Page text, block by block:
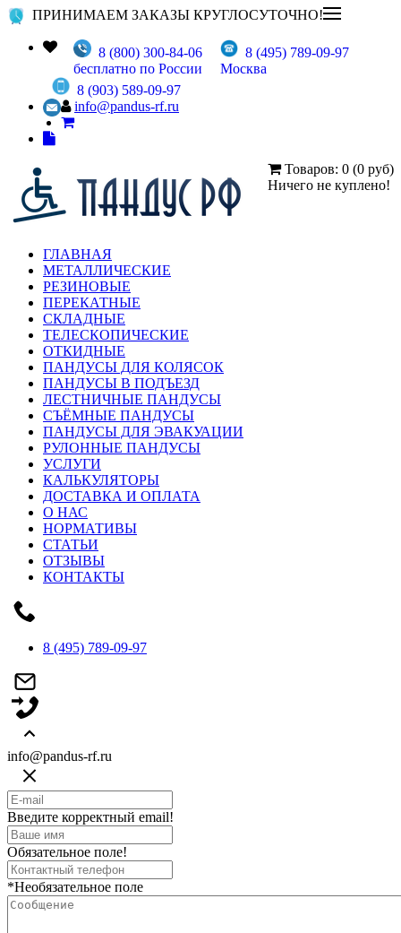
ПРИНИМАЕМ ЗАКАЗЫ КРУГЛОСУТОЧНО!
8 (800) 300-84-06
бесплатно по России
8 (495) 789-09-97
Москва
8 (903) 589-09-97
info@pandus-rf.ru
Товаров: 0 (0 руб)
Ничего не куплено!
ГЛАВНАЯ
МЕТАЛЛИЧЕСКИЕ
РЕЗИНОВЫЕ
ПЕРЕКАТНЫЕ
СКЛАДНЫЕ
ТЕЛЕСКОПИЧЕСКИЕ
ОТКИДНЫЕ
ПАНДУСЫ ДЛЯ КОЛЯСОК
ПАНДУСЫ В ПОДЪЕЗД
ЛЕСТНИЧНЫЕ ПАНДУСЫ
СЪЁМНЫЕ ПАНДУСЫ
ПАНДУСЫ ДЛЯ ЭВАКУАЦИИ
РУЛОННЫЕ ПАНДУСЫ
УСЛУГИ
КАЛЬКУЛЯТОРЫ
ДОСТАВКА И ОПЛАТА
О НАС
НОРМАТИВЫ
СТАТЬИ
ОТЗЫВЫ
КОНТАКТЫ
8 (495) 789-09-97
info@pandus-rf.ru
Введите корректный email!
Обязательное поле!
*Необязательное поле